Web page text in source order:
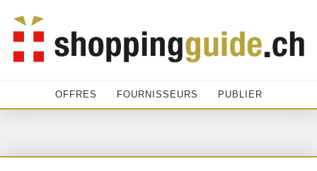
OFFRES FOURNISSEURS PUBLIER